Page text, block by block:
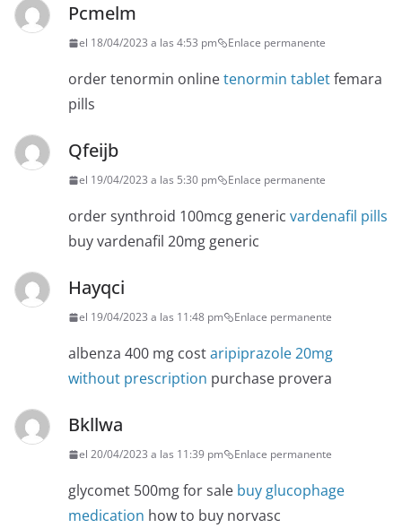
Pcmelm
el 18/04/2023 a las 4:53 pm Enlace permanente
order tenormin onlinetenormin tabletfemara
pills
Qfeijb
el 19/04/2023 a las 5:30 pm Enlace permanente
order synthroid 100mcg generic vardenafil pills
buy vardenafil 20mg generic
Hayqci
el 19/04/2023 a las 11:48 pm Enlace permanente
albenza 400 mg costaripiprazole 20mg
without prescription purchase provera
Bkllwa
el 20/04/2023 a las 11:39 pm Enlace permanente
glycomet 500mg for sale buy glucophage
medication how to buy norvasc